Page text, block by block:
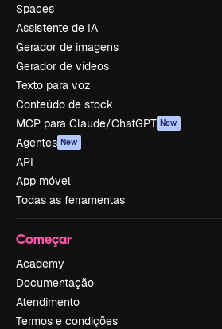
Spaces
Assistente de IA
Gerador de imagens
Gerador de vídeos
Texto para voz
Conteúdo de stock
MCP para Claude/ChatGPT New
Agentes New
API
App móvel
Todas as ferramentas
Começar
Academy
Documentação
Atendimento
Termos e condições